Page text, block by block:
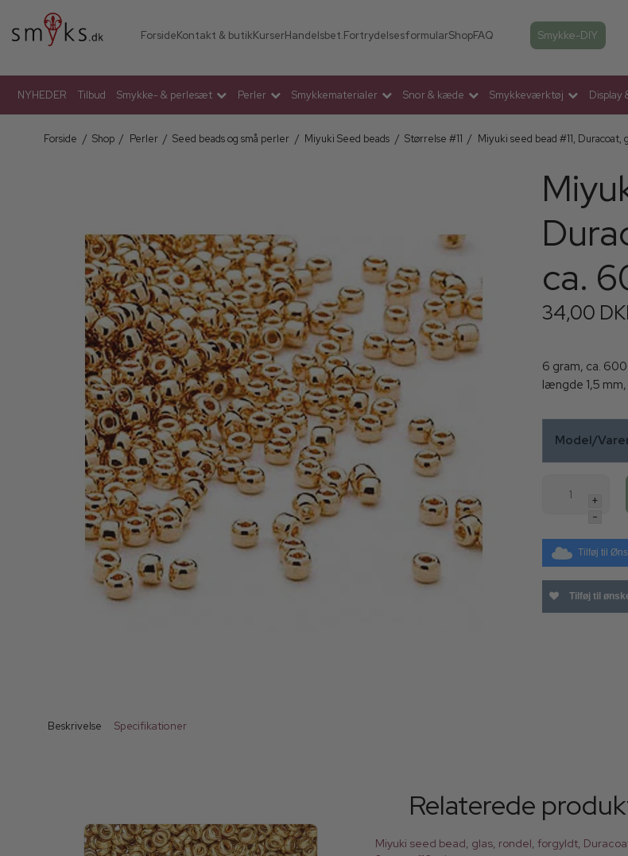
ForsideKontakt & butikKurserHandelsbet.FortrydelsesformularShopFAQ Smykke-DIY
NYHEDER Tilbud Smykke- & perlesæt Perler Smykkematerialer Snor & kæde Smykkeværktøj Display
Forside / Shop / Perler / Seed beads og små perler / Miyuki Seed beads / Størrelse #11 / Miyuki seed bead #11,
ca.
34,00
6 gram, ca.
længde 1,5
Model/
+
-
Tilføj til
Tilføj til
Beskrivelse Specifikationer
Relaterede
Miyuki seed bead, glas, rondel, forgyldt,